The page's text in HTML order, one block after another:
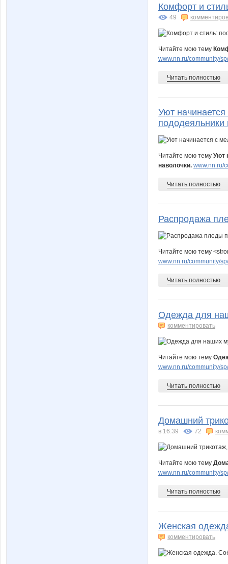
Комфорт и
49
Читайте мою тему
www.nn.ru/community/
Читать полностью
Уют
пододеяльники
Читайте мою тему Уют
наволочки. www.nn.ru/
Читать полностью
Распродажа
Читайте мою тему
www.nn.ru/community/
Читать полностью
Одежда для
комментировать
Читайте мою тему
www.nn.ru/community/
Читать полностью
Домашний
в 16:39 72
Читайте мою тему
www.nn.ru/community/
Читать полностью
Женская
комментировать